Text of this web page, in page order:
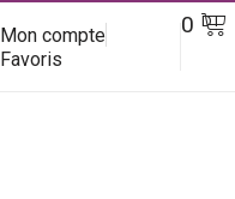
Mon compte
Favoris
0 DT